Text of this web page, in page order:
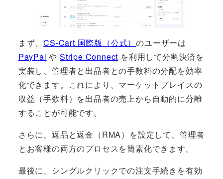
まず、CS-Cart 国際版（公式）のユーザーは
PayPal やStripe Connect を利用して分割決済を
実装し、管理者と出品者との手数料の分配を効率
化できます。これにより、マーケットプレイスの
収益（手数料）を出品者の売上から自動的に分離
することが可能です。
さらに、返品と返金（RMA）を設定して、管理者
とお客様の両方のプロセスを簡素化できます。
最後に、シングルクリックでの注文手続きを有効